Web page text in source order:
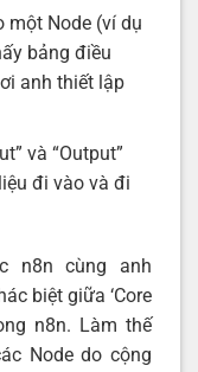
một Node (ví dụ
bảng điều
anh thiết lập
và “Output”
đi vào và đi
n8n cùng anh
biệt giữa ‘Core
n8n. Làm thế
Node do cộng